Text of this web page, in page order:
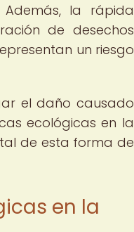
la rápida
de desechos
un riesgo
el daño causado
ecológicas en la
de esta forma de
en la